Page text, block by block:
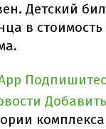
Детский
в
Добавить